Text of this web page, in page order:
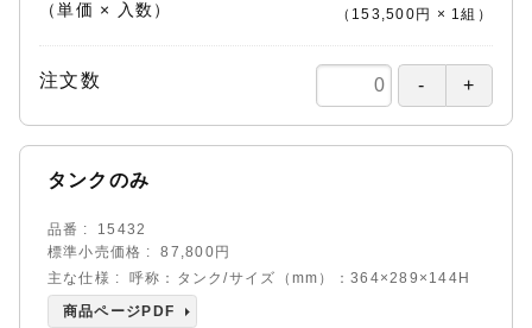
（単価 × 入数） （ 153,500円 × 1組 ）
注文数
タンクのみ
品番
15432
標準小売価格
87,800円
主な仕様
呼称：タンク/サイズ（mm）：364×289×144H
商品ページPDF